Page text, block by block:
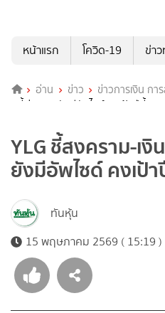
หน้าแรก
โควิด-19 ข่า
อ่าน ข่าว ข่าวการเงิน กา
หนี้พุ่ง ทองยังมีอัพไซด์ คงเป้าปีนี้
YLG ชี้สงคราม-เ
ยังมีอัพไซด์ คงเป้
ทันหุ้น
15 พฤษภาคม 2569 ( 15:19 )